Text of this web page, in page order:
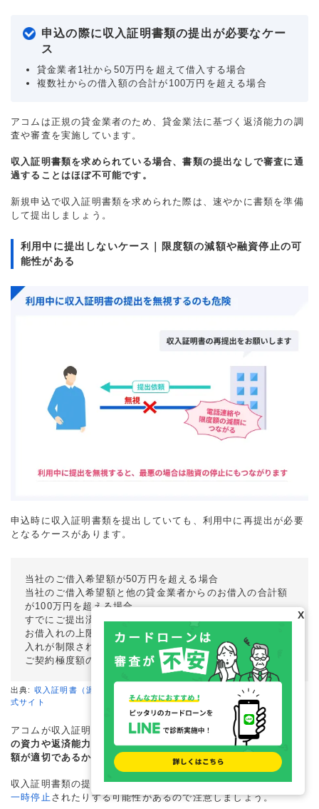
申込の際に収入証明書類の提出が必要なケー
ス
貸金業者1社から50万円を超えて借入する場合
複数社からの借入額の合計が100万円を超える場合
アコムは正規の貸金業者のため、貸金業法に基づく返済能力の調
査や審査を実施しています。
収入証明書類を求められている場合、書類の提出なしで審査に通
過することはほぼ不可能です。
新規申込で収入証明書類を求められた際は、速やかに書類を準備
して提出しましょう。
利用中に提出しないケース｜限度額の減額や融資停止の可
能性がある
申込時に収入証明書類を提出していても、利用中に再提出が必要
となるケースがあります。
当社のご借入希望額が50万円を超える場合
当社のご借入希望額と他の貸金業者からのお借入の合計額
が100万円を超える場合
すでにご提出済の収入証明書類が3年以上経過している場合
お借入れの上限額が契約極度額未満の場合（ご滞納でお借
入れが制限されている方を除く）
ご契約極度額の増額審査をご希望の場合等
出典: 収入証明書（源泉徴収票や給与明細書）のご提出について｜アコム公
式サイト
アコムが収入証明書類の提出を求める理由は、
書面を基に利用者
の資力や返済能力の変動を定期的に調査し、契約内容や借入希望
額が適切であるかどうかを見直すためです。
収入証明書類の提出を断ると借入希望額が減額されたり、融資が
一時停止 されたりする可能性があるので注意しましょう。
X